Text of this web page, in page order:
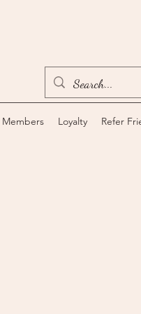
Members Loyalty Refer